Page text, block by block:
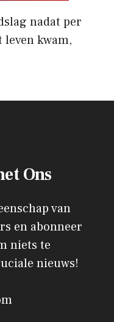
nadat per
kwam,
Ons
van
en abonneer
niets te
nieuws!